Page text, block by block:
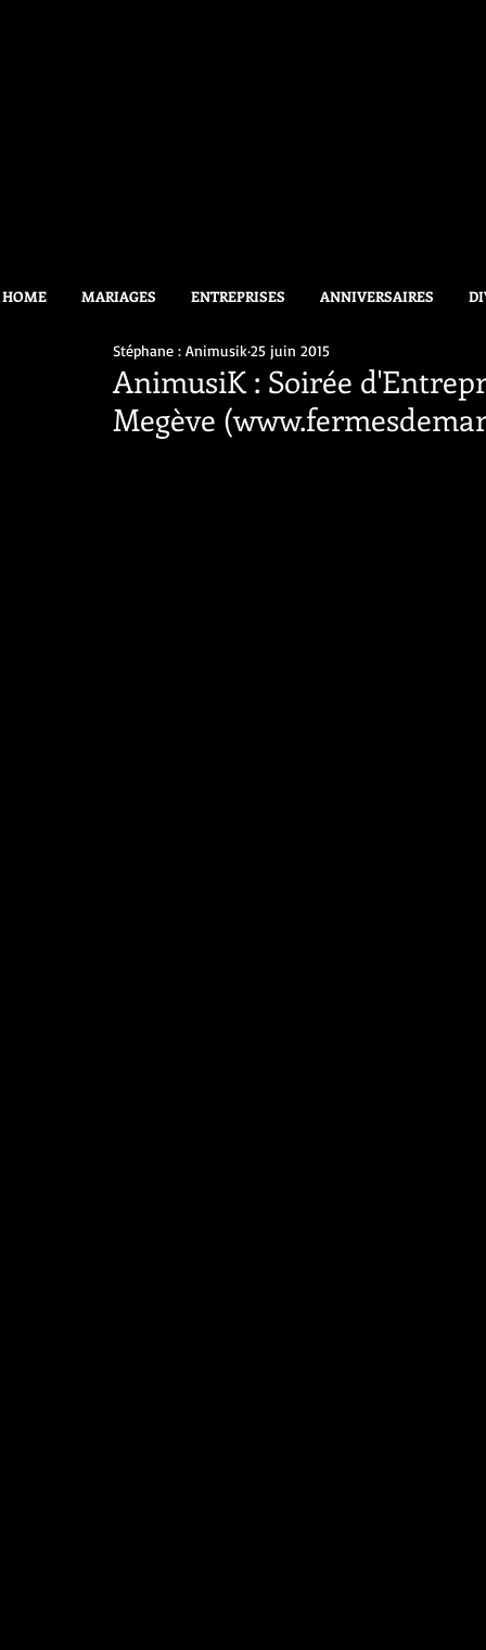
HOME MARIAGES ENTREPRISES ANNIVERSAIRES
AnimusiK : Soirée
Megève
Stéphane : Animusik25 juin 2015